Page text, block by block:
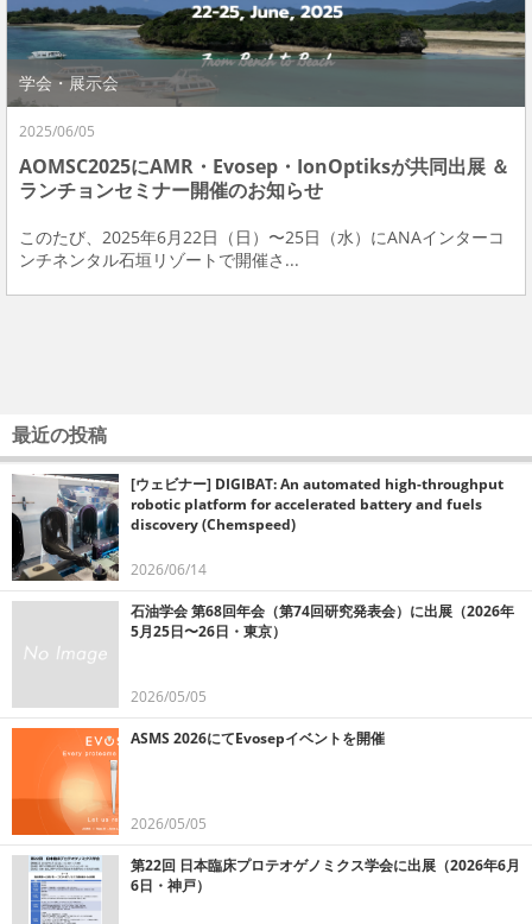
学会・展示会
2025/06/05
AOMSC2025にAMR・Evosep・IonOptiksが共同出展 ＆
ランチョンセミナー開催のお知らせ
このたび、2025年6月22日（日）〜25日（水）にANAインターコ
ンチネンタル石垣リゾートで開催さ...
最近の投稿
[ウェビナー] DIGIBAT: An automated high-throughput
robotic platform for accelerated battery and fuels
discovery (Chemspeed)
2026/06/14
石油学会 第68回年会（第74回研究発表会）に出展（2026年
5月25日〜26日・東京）
2026/05/05
ASMS 2026にてEvosepイベントを開催
2026/05/05
第22回 日本臨床プロテオゲノミクス学会に出展（2026年6月
6日・神戸）